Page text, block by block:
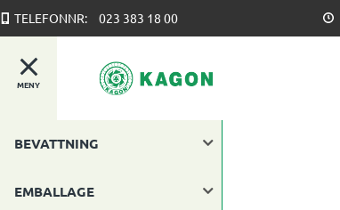
TELEFONNR: 023 383 18 00
MENY
BEVATTNING
EMBALLAGE